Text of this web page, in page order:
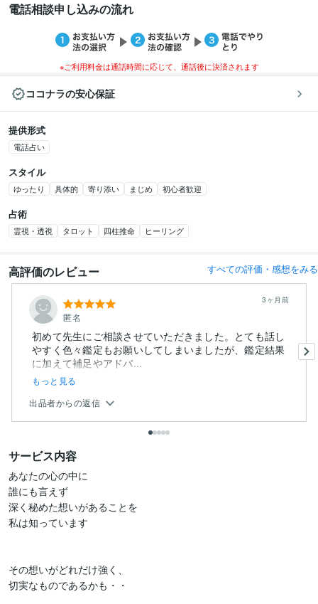
電話相談申し込みの流れ
※ご利用料金は通話時間に応じて、通話後に決済されます
ココナラの安心保証
提供形式
電話占い
スタイル
ゆったり 具体的 寄り添い まじめ 初心者歓迎
占術
霊視・透視 タロット 四柱推命 ヒーリング
高評価のレビュー すべての評価・感想をみる
匿名
3ヶ月前
初めて先生にご相談させていただきました。とても話し
やすく色々鑑定もお願いしてしまいましたが、鑑定結果
に加えて補足やアドバ...
もっと見る
出品者からの返信
サービス内容
あなたの心の中に
誰にも言えず
深く秘めた想いがあることを
私は知っています
その想いがどれだけ強く、
切実なものであるかも・・